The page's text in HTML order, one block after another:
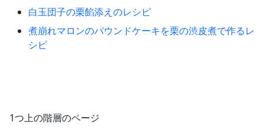
白玉団子の栗餡添えのレシピ
煮崩れマロンのパウンドケーキを栗の渋皮煮で作るレ
シピ
1つ上の階層のページ